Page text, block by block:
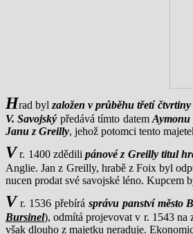
Hrad bylzaložen v průběhu třetí
V. Savojský předává tímto datemAymonu
Janu z Greilly, jehož potomci tento
V r. 1400 zdědilipánové z Greilly titul
Anglie. Jan z Greilly, hrabě z Foix byl
nucen prodat své savojské léno. Kupcem
V r. 1536 přebírá správu panství město
Bursinel), odmítá projevovat v r. 1543 na
však dlouho z majetku neraduje.